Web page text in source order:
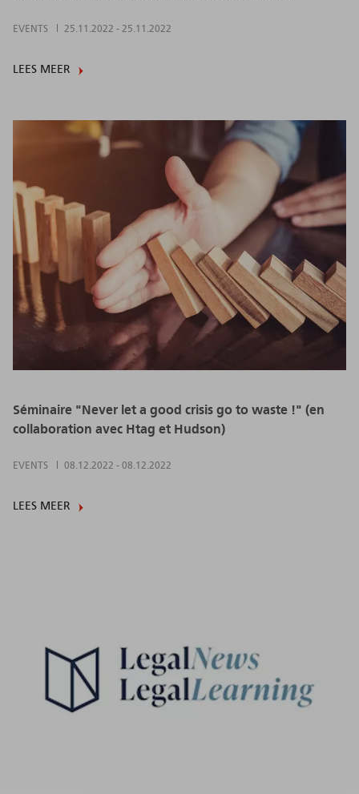
EVENTS 25.11.2022 - 25.11.2022
LEES MEER
Séminaire "Never let a good crisis go to waste !" (en
collaboration avec Htag et Hudson)
EVENTS 08.12.2022 - 08.12.2022
LEES MEER